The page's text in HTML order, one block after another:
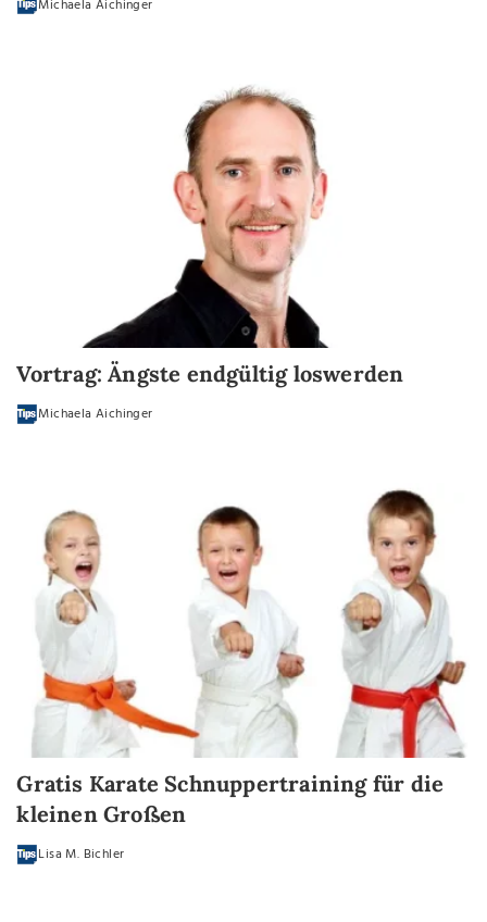
Michaela Aichinger
Vortrag: Ängste endgültig loswerden
Michaela Aichinger
Gratis Karate Schnuppertraining für die
kleinen Großen
Lisa M. Bichler